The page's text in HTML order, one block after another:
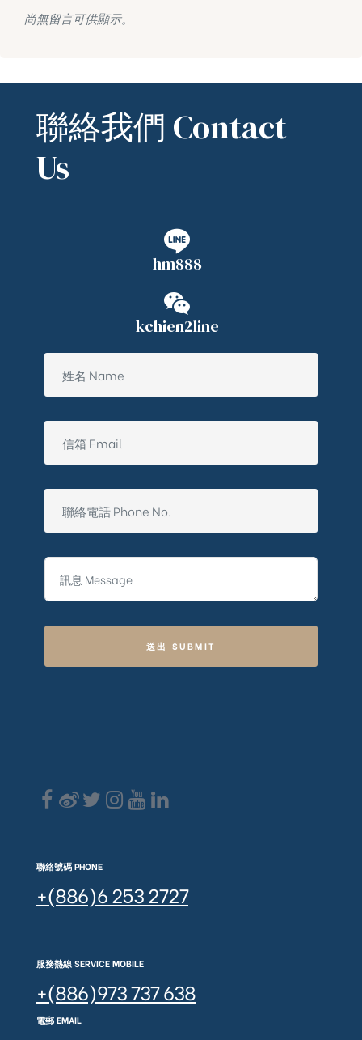
尚無留言可供顯示。
聯絡我們 Contact
Us
hm888
kchien2line
送出 SUBMIT
聯絡號碼 PHONE
+(886)6 253 2727
服務熱線 SERVICE MOBILE
+(886)973 737 638
電郵 EMAIL